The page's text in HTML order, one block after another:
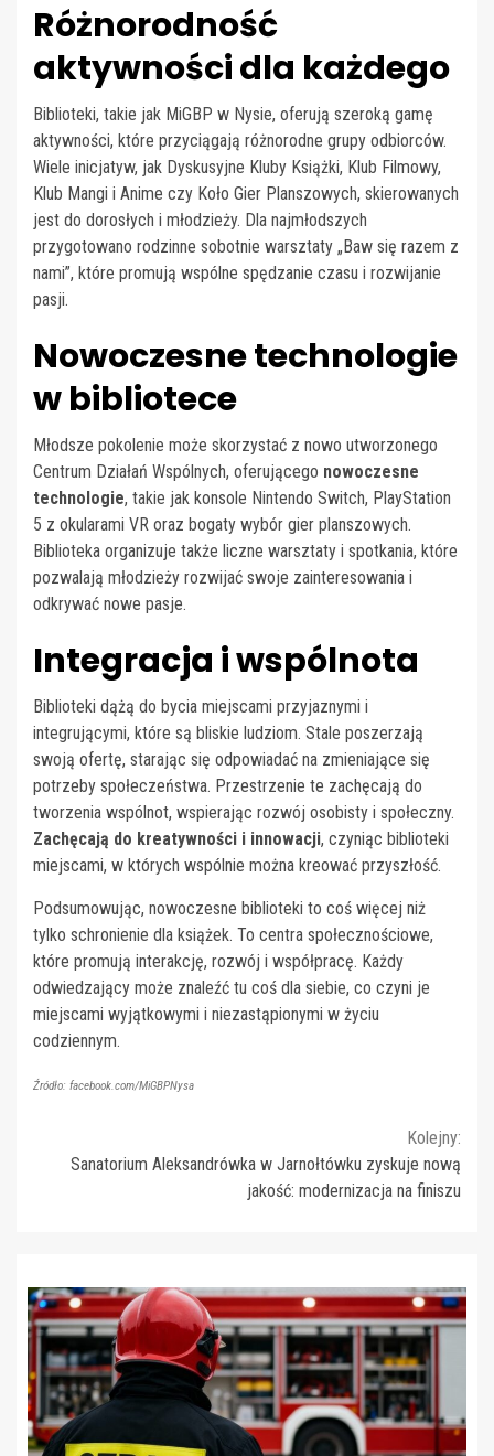
Różnorodność
aktywności dla każdego
Biblioteki, takie jak MiGBP w Nysie, oferują szeroką gamę
aktywności, które przyciągają różnorodne grupy odbiorców.
Wiele inicjatyw, jak Dyskusyjne Kluby Książki, Klub Filmowy,
Klub Mangi i Anime czy Koło Gier Planszowych, skierowanych
jest do dorosłych i młodzieży. Dla najmłodszych
przygotowano rodzinne sobotnie warsztaty „Baw się razem z
nami”, które promują wspólne spędzanie czasu i rozwijanie
pasji.
Nowoczesne technologie
w bibliotece
Młodsze pokolenie może skorzystać z nowo utworzonego
Centrum Działań Wspólnych, oferującego nowoczesne
technologie, takie jak konsole Nintendo Switch, PlayStation
5 z okularami VR oraz bogaty wybór gier planszowych.
Biblioteka organizuje także liczne warsztaty i spotkania, które
pozwalają młodzieży rozwijać swoje zainteresowania i
odkrywać nowe pasje.
Integracja i wspólnota
Biblioteki dążą do bycia miejscami przyjaznymi i
integrującymi, które są bliskie ludziom. Stale poszerzają
swoją ofertę, starając się odpowiadać na zmieniające się
potrzeby społeczeństwa. Przestrzenie te zachęcają do
tworzenia wspólnot, wspierając rozwój osobisty i społeczny.
Zachęcają do kreatywności i innowacji, czyniąc biblioteki
miejscami, w których wspólnie można kreować przyszłość.
Podsumowując, nowoczesne biblioteki to coś więcej niż
tylko schronienie dla książek. To centra społecznościowe,
które promują interakcję, rozwój i współpracę. Każdy
odwiedzający może znaleźć tu coś dla siebie, co czyni je
miejscami wyjątkowymi i niezastąpionymi w życiu
codziennym.
Źródło: facebook.com/MiGBPNysa
Continue
Kolejny:
Sanatorium Aleksandrówka w Jarnołtówku zyskuje nową
jakość: modernizacja na finiszu